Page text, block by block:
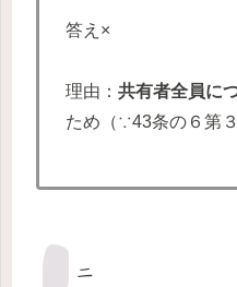
答え×
理由： 共有者全員に
ため（∵43条の６第３
ニ